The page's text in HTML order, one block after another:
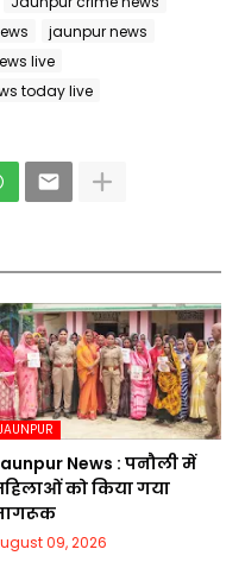
jaunpur news
live
today live
News : पनौली में
को किया गया
09, 2026